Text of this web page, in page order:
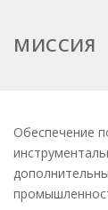
МИССИЯ
Обеспечение